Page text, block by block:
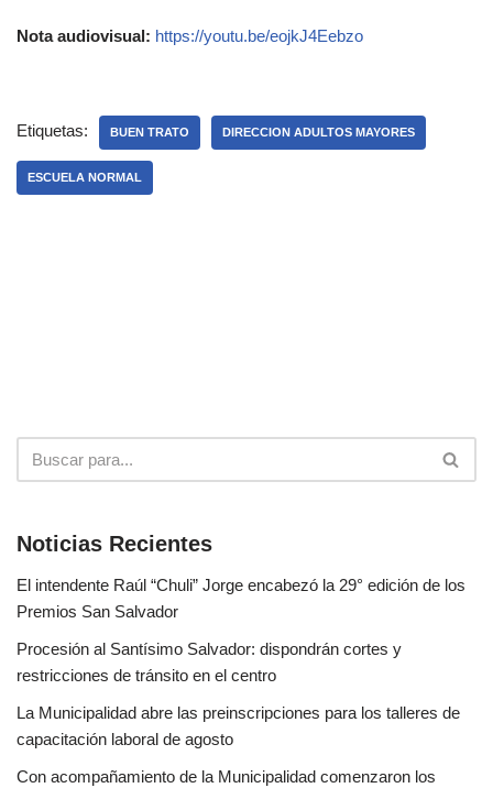
Nota audiovisual: https://youtu.be/eojkJ4Eebzo
Etiquetas: BUEN TRATO DIRECCION ADULTOS MAYORES
ESCUELA NORMAL
Noticias Recientes
El intendente Raúl “Chuli” Jorge encabezó la 29° edición de los
Premios San Salvador
Procesión al Santísimo Salvador: dispondrán cortes y
restricciones de tránsito en el centro
La Municipalidad abre las preinscripciones para los talleres de
capacitación laboral de agosto
Con acompañamiento de la Municipalidad comenzaron los